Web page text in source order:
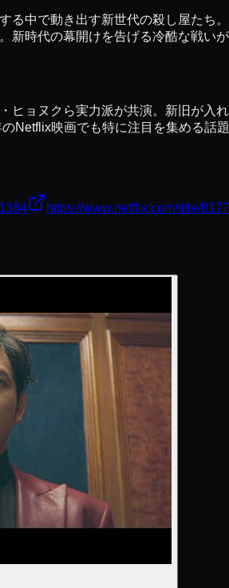
る中で動き出す新世代の殺し屋たち
新時代の幕開けを告げる冷酷な戦いが
ヒョヌクら実力派が共演。新旧が
Netflix映画でも特に注目を集める話題
https://www.netflix.com/title/